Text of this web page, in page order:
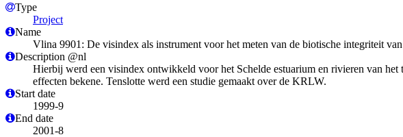
Type
Project
Name
Vlina 9901: De visindex als instrument voor het meten van de biotische integriteit
Description @nl
Hierbij werd een visindex ontwikkeld voor het Schelde estuarium en rivieren van
effecten bekene. Tenslotte werd een studie gemaakt over de KRLW.
Start date
1999-9
End date
2001-8